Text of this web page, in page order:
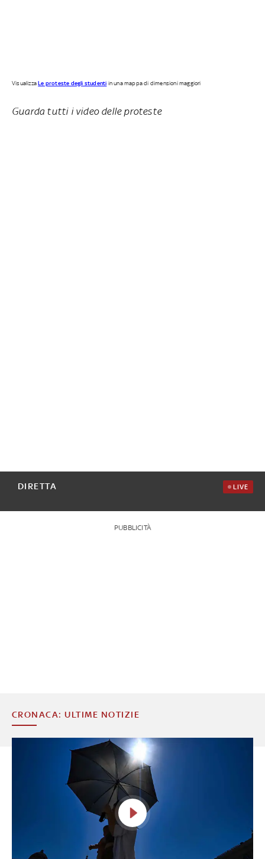
VisualizzaLe proteste degli studenti in una mappa di dimensioni maggiori
Guarda tutti i video delle proteste
DIRETTA LIVE
PUBBLICITÀ
CRONACA: ULTIME NOTIZIE